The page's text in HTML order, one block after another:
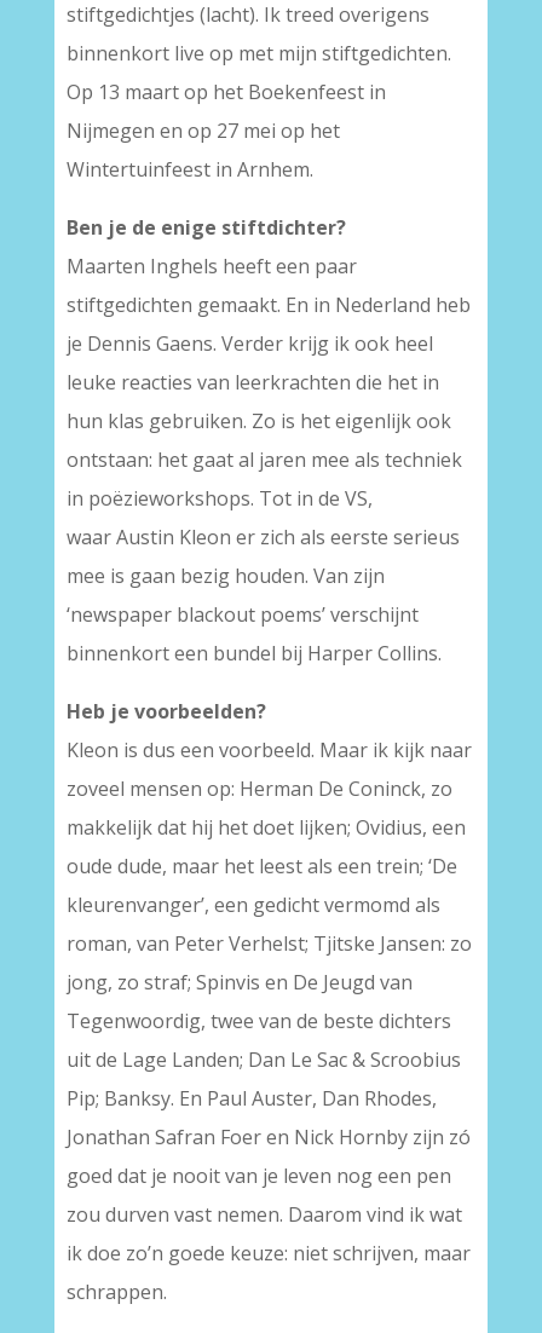
stiftgedichtjes (lacht). Ik treed overigens
binnenkort live op met mijn stiftgedichten.
Op 13 maart op het Boekenfeest in
Nijmegen en op 27 mei op het
Wintertuinfeest in Arnhem.
Ben je de enige stiftdichter?
Maarten Inghels heeft een paar
stiftgedichten gemaakt. En in Nederland heb
je Dennis Gaens. Verder krijg ik ook heel
leuke reacties van leerkrachten die het in
hun klas gebruiken. Zo is het eigenlijk ook
ontstaan: het gaat al jaren mee als techniek
in poëzieworkshops. Tot in de VS,
waar Austin Kleon er zich als eerste serieus
mee is gaan bezig houden. Van zijn
‘newspaper blackout poems’ verschijnt
binnenkort een bundel bij Harper Collins.
Heb je voorbeelden?
Kleon is dus een voorbeeld. Maar ik kijk naar
zoveel mensen op: Herman De Coninck, zo
makkelijk dat hij het doet lijken; Ovidius, een
oude dude, maar het leest als een trein; ‘De
kleurenvanger’, een gedicht vermomd als
roman, van Peter Verhelst; Tjitske Jansen: zo
jong, zo straf; Spinvis en De Jeugd van
Tegenwoordig, twee van de beste dichters
uit de Lage Landen; Dan Le Sac & Scroobius
Pip; Banksy. En Paul Auster, Dan Rhodes,
Jonathan Safran Foer en Nick Hornby zijn zó
goed dat je nooit van je leven nog een pen
zou durven vast nemen. Daarom vind ik wat
ik doe zo’n goede keuze: niet schrijven, maar
schrappen.